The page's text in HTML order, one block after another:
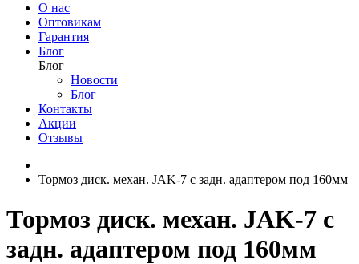
О нас
Оптовикам
Гарантия
Блог
Блог
Новости
Блог
Контакты
Акции
Отзывы
Тормоз диск. механ. JAK-7 c задн. адаптером под 160мм
Тормоз диск. механ. JAK-7 c
задн. адаптером под 160мм